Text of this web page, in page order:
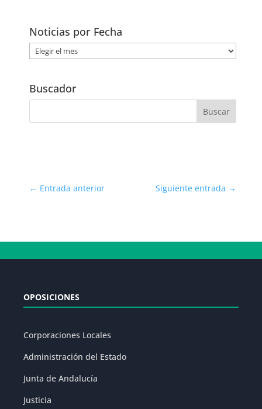
Noticias por Fecha
Noticias
por
Buscador
← Entrada anterior Siguiente entrada →
OPOSICIONES
Corporaciones Locales
Administración del Estado
Junta de Andalucía
Justicia